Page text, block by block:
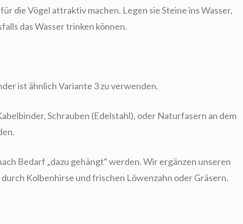
die Vögel attraktiv machen. Legen sie Steine ins Wasser,
das Wasser trinken können.
ist ähnlich Variante 3 zu verwenden.
Schrauben (Edelstahl), oder Naturfasern an dem
Bedarf „dazu gehängt“ werden. Wir ergänzen unseren
Kolbenhirse und frischen Löwenzahn oder Gräsern.